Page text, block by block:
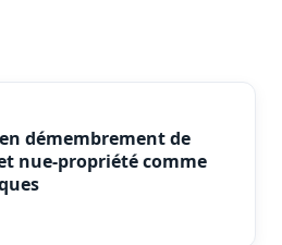
démembrement de
nue-propriété comme